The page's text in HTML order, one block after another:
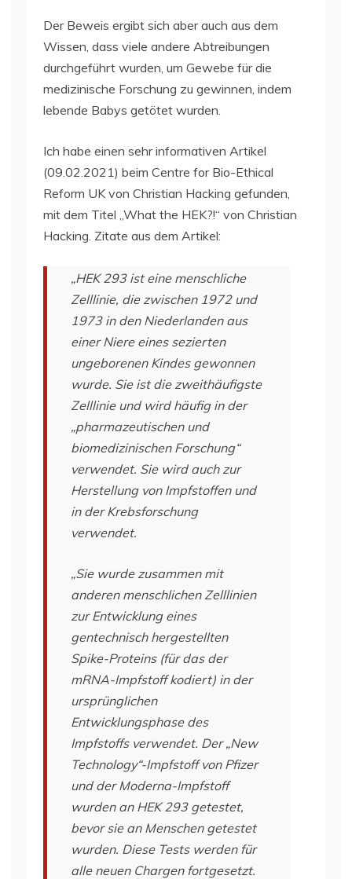
Der Beweis ergibt sich aber auch aus dem
Wissen, dass viele andere Abtreibungen
durchgeführt wurden, um Gewebe für die
medizinische Forschung zu gewinnen, indem
lebende Babys getötet wurden.
Ich habe einen sehr informativen Artikel
(09.02.2021) beim Centre for Bio-Ethical
Reform UK von Christian Hacking gefunden,
mit dem Titel „What the HEK?!“ von Christian
Hacking. Zitate aus dem Artikel:
„HEK 293 ist eine menschliche
Zelllinie, die zwischen 1972 und
1973 in den Niederlanden aus
einer Niere eines sezierten
ungeborenen Kindes gewonnen
wurde. Sie ist die zweithäufigste
Zelllinie und wird häufig in der
„pharmazeutischen und
biomedizinischen Forschung“
verwendet. Sie wird auch zur
Herstellung von Impfstoffen und
in der Krebsforschung
verwendet.
„Sie wurde zusammen mit
anderen menschlichen Zelllinien
zur Entwicklung eines
gentechnisch hergestellten
Spike-Proteins (für das der
mRNA-Impfstoff kodiert) in der
ursprünglichen
Entwicklungsphase des
Impfstoffs verwendet. Der „New
Technology“-Impfstoff von Pfizer
und der Moderna-Impfstoff
wurden an HEK 293 getestet,
bevor sie an Menschen getestet
wurden. Diese Tests werden für
alle neuen Chargen fortgesetzt.